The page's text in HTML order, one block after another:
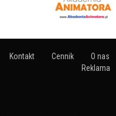
Kontakt Cennik O nas
Reklama